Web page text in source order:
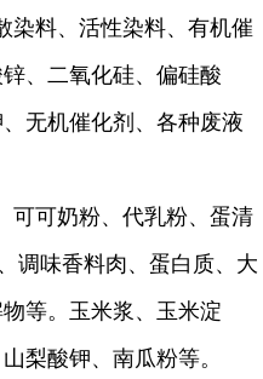
染料、活性染料、有机催
、二氧化硅、偏硅酸
无机催化剂、各种废液
可可奶粉、代乳粉、蛋清
调味香料肉、蛋白质、大
等。玉米浆、玉米淀
梨酸钾、南瓜粉等。